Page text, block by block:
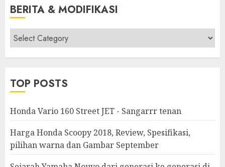
BERITA & MODIFIKASI
Berita
&
Modifikasi
TOP POSTS
Honda Vario 160 Street JET - Sangarrr tenan
Harga Honda Scoopy 2018, Review, Spesifikasi,
pilihan warna dan Gambar September